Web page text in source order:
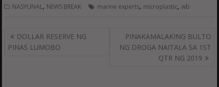
NASYUNAL, NEWS BREAK marine experts, microplastic,wb
Post
navigation
DOLLAR RESERVE NG
PINAS LUMOBO
PINAKAMALAKING BULTO
NG DROGA NAITALA SA 1ST
QTR NG 2019